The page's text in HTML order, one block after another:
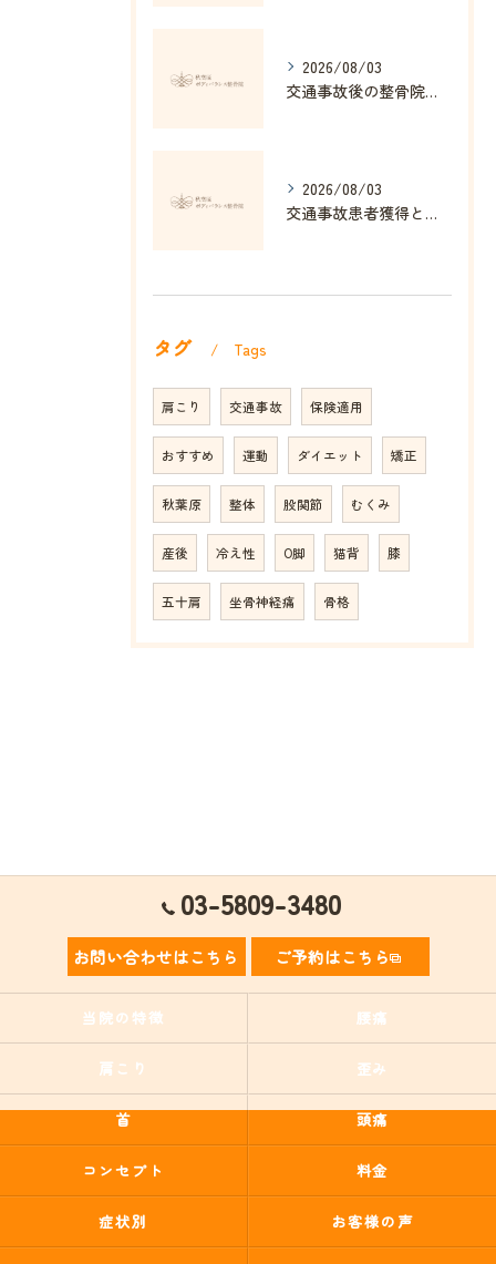
2026/08/03
交通事故後の整骨院効果を秋葉原駅で実感できる理由と通院の流れ
2026/08/03
交通事故患者獲得と整骨院経営戦略を東京都千代田区丸の内丸の内ビルディングで成功させる方法
タグ Tags
肩こり 交通事故 保険適用
おすすめ 運動 ダイエット 矯正
秋葉原 整体 股関節 むくみ
産後 冷え性 O脚 猫背 膝
五十肩 坐骨神経痛 骨格
03-5809-3480
お問い合わせはこちら ご予約はこちら
当院の特徴 腰痛
肩こり 歪み
首 頭痛
コンセプト 料金
症状別 お客様の声